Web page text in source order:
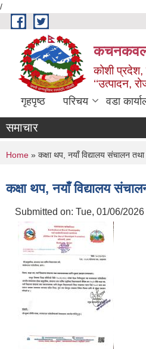
/
Skip to main content
कचनकवल
कोशी प्रदेश,
‘‘उत्पादन,
गृहपृष्ठ परिचय वडा
समाचार
You are here
Home » कक्षा थप, नयाँ विद्यालय संचालन
कक्षा थप, नयाँ विद्यालय
Submitted on: Tue, 01/06/2026